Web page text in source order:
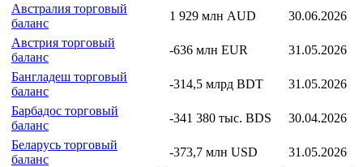
Австралия торговый
баланс
1 929 млн AUD
30.06.2026
Австрия торговый
баланс
-636 млн EUR
31.05.2026
Бангладеш торговый
баланс
-314,5 млрд BDT
31.05.2026
Барбадос торговый
баланс
-341 380 тыс. BDS
30.04.2026
Беларусь торговый
баланс
-373,7 млн USD 31.05.2026